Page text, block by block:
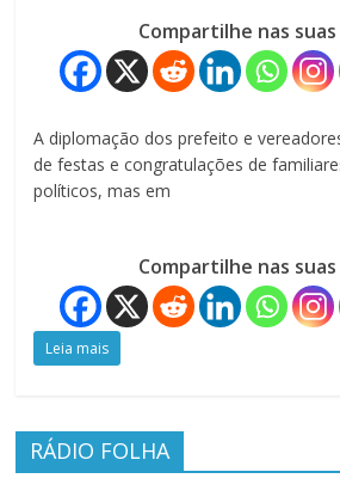
Compartilhe nas
A diplomação dos prefeito e
de festas e congratulações de
políticos, mas em
Compartilhe nas
Leia mais
RÁDIO FOLHA